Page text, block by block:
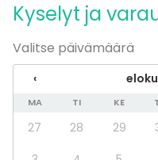
Tapahtumatyypit
Häät
Saunailta
Illallinen / lounas
Kokous
Seminaari /
Esitys / näytös
Kyselyt ja
Valitse päivämäärä
‹
MA TI KE
27 28 29